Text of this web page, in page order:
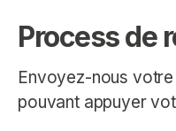
Process de
Envoyez-nous
pouvant appuyer